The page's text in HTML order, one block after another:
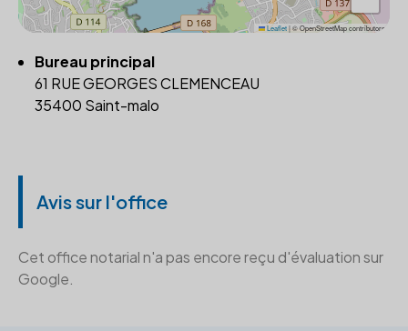
Leaflet|© OpenStreetMap contributors
Bureau principal
61 RUE GEORGES CLEMENCEAU
35400 Saint-malo
Avis sur l'office
Cet office notarial n'a pas encore reçu d'évaluation sur
Google.